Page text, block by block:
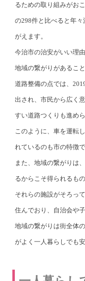
るための取り組みがお
の298件と比べると年
がえます。
今治市の治安がいい理
地域の繋がりがあるこ
道路整備の点では、
出され、市民から広く
すい道路つくりも進め
このように、車を運転
れているのも市の特徴で
また、地域の繋がりは
るからこそ得られるも
それらの施設がそろっ
住んでおり、自治会や
地域の繋がりは街全体
がよく一人暮らしでも